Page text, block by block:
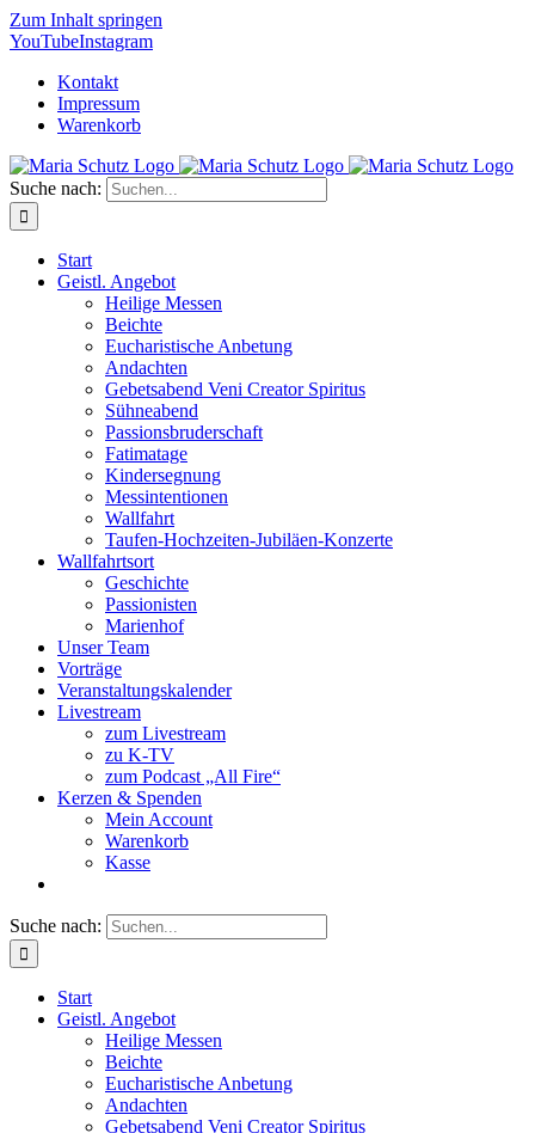
Zum Inhalt springen
YouTubeInstagram
Kontakt
Impressum
Warenkorb
Suche nach:
Start
Geistl. Angebot
Heilige Messen
Beichte
Eucharistische Anbetung
Andachten
Gebetsabend Veni Creator Spiritus
Sühneabend
Passionsbruderschaft
Fatimatage
Kindersegnung
Messintentionen
Wallfahrt
Taufen-Hochzeiten-Jubiläen-Konzerte
Wallfahrtsort
Geschichte
Passionisten
Marienhof
Unser Team
Vorträge
Veranstaltungskalender
Livestream
zum Livestream
zu K-TV
zum Podcast „All Fire“
Kerzen & Spenden
Mein Account
Warenkorb
Kasse
Suche nach:
Start
Geistl. Angebot
Heilige Messen
Beichte
Eucharistische Anbetung
Andachten
Gebetsabend Veni Creator Spiritus